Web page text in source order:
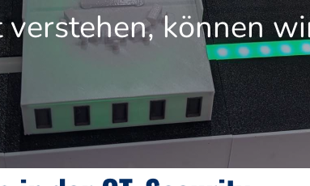
können